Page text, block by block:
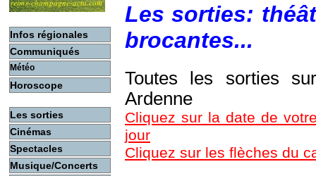
Infos régionales
Communiqués
Météo
Horoscope
Les sorties
Cinémas
Spectacles
Musique/Concerts
Les sorties:
brocantes...
Toutes les sorties
Ardenne
Cliquez sur la date de
jour
Cliquez sur les flèches du